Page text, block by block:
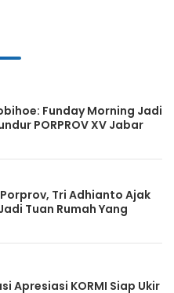
Funday Morning Jadi
PORPROV XV Jabar
Porprov, Tri Adhianto Ajak
Tuan Rumah Yang
Apresiasi KORMI Siap Ukir